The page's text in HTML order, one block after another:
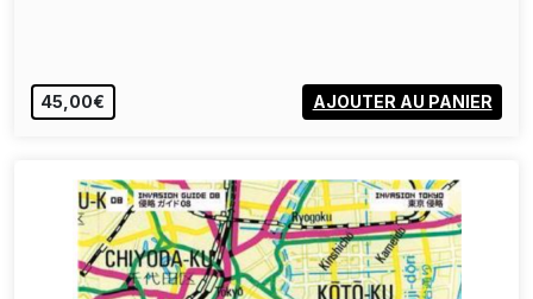
45,00€ AJOUTER AU PANIER